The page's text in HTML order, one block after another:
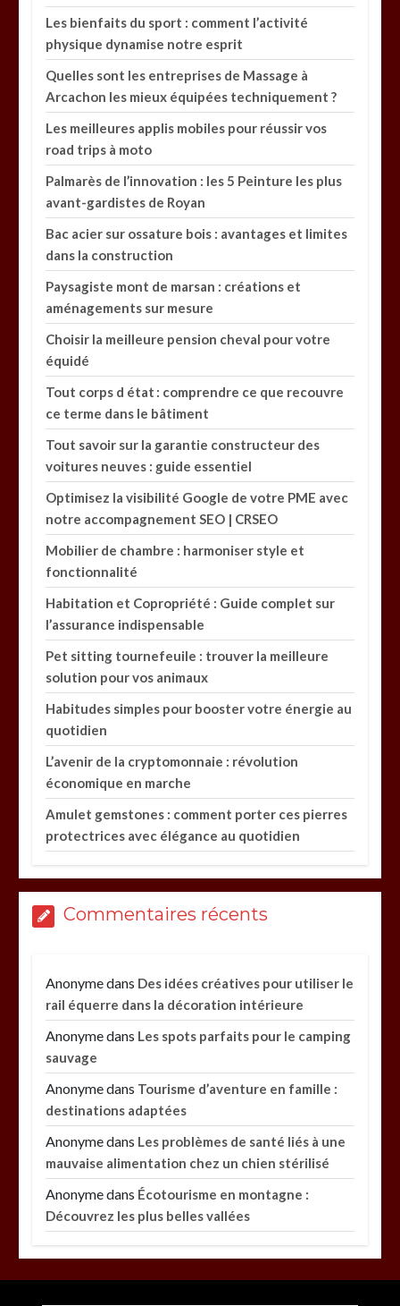
Les bienfaits du sport : comment l’activité
physique dynamise notre esprit
Quelles sont les entreprises de Massage à
Arcachon les mieux équipées techniquement ?
Les meilleures applis mobiles pour réussir vos
road trips à moto
Palmarès de l’innovation : les 5 Peinture les plus
avant-gardistes de Royan
Bac acier sur ossature bois : avantages et limites
dans la construction
Paysagiste mont de marsan : créations et
aménagements sur mesure
Choisir la meilleure pension cheval pour votre
équidé
Tout corps d état : comprendre ce que recouvre
ce terme dans le bâtiment
Tout savoir sur la garantie constructeur des
voitures neuves : guide essentiel
Optimisez la visibilité Google de votre PME avec
notre accompagnement SEO | CRSEO
Mobilier de chambre : harmoniser style et
fonctionnalité
Habitation et Copropriété : Guide complet sur
l’assurance indispensable
Pet sitting tournefeuile : trouver la meilleure
solution pour vos animaux
Habitudes simples pour booster votre énergie au
quotidien
L’avenir de la cryptomonnaie : révolution
économique en marche
Amulet gemstones : comment porter ces pierres
protectrices avec élégance au quotidien
Commentaires récents
Anonymedans Des idées créatives pour utiliser le
rail équerre dans la décoration intérieure
Anonymedans Les spots parfaits pour le camping
sauvage
Anonymedans Tourisme d’aventure en famille :
destinations adaptées
Anonymedans Les problèmes de santé liés à une
mauvaise alimentation chez un chien stérilisé
Anonymedans Écotourisme en montagne :
Découvrez les plus belles vallées
Paysagiste à Sainte-Eulalie : ce qui sépare le bon